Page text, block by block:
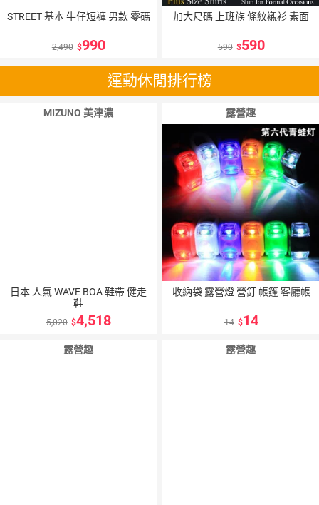
STREET 基本 牛仔短褲 男款 零碼
2,490 990
加大尺碼 上班族 條紋襯衫 素面
590 590
運動休閒排行榜
MIZUNO 美津濃
日本 人氣 WAVE BOA 鞋帶 健走
鞋
5,020 4,518
露營趣
收納袋 露營燈 營釘 帳篷 客廳帳
14 14
露營趣 露營趣